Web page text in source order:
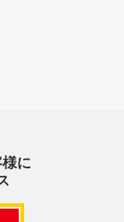
に